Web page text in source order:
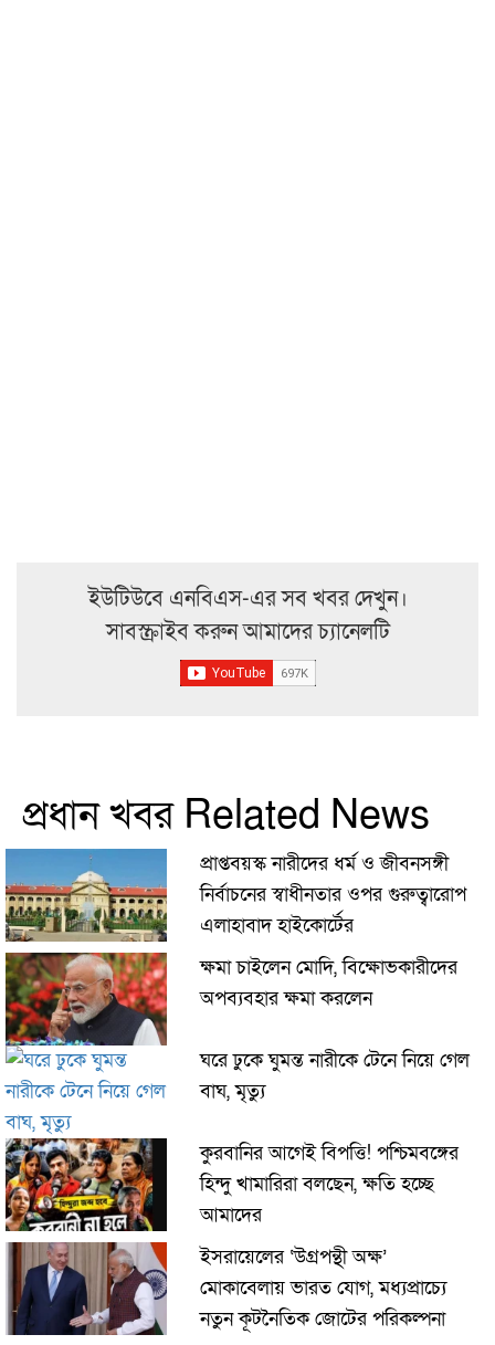
ইউটিউবে এনবিএস-এর সব খবর দেখুন।
সাবস্ক্রাইব করুন আমাদের চ্যানেলটি
প্রধান খবর Related News
প্রাপ্তবয়স্ক নারীদের ধর্ম ও জীবনসঙ্গী
নির্বাচনের স্বাধীনতার ওপর গুরুত্বারোপ
এলাহাবাদ হাইকোর্টের
ক্ষমা চাইলেন মোদি, বিক্ষোভকারীদের
অপব্যবহার ক্ষমা করলেন
ঘরে ঢুকে ঘুমন্ত নারীকে টেনে নিয়ে গেল
বাঘ, মৃত্যু
কুরবানির আগেই বিপত্তি! পশ্চিমবঙ্গের
হিন্দু খামারিরা বলছেন, ক্ষতি হচ্ছে
আমাদের
ইসরায়েলের ‘উগ্রপন্থী অক্ষ’
মোকাবেলায় ভারত যোগ, মধ্যপ্রাচ্যে
নতুন কূটনৈতিক জোটের পরিকল্পনা